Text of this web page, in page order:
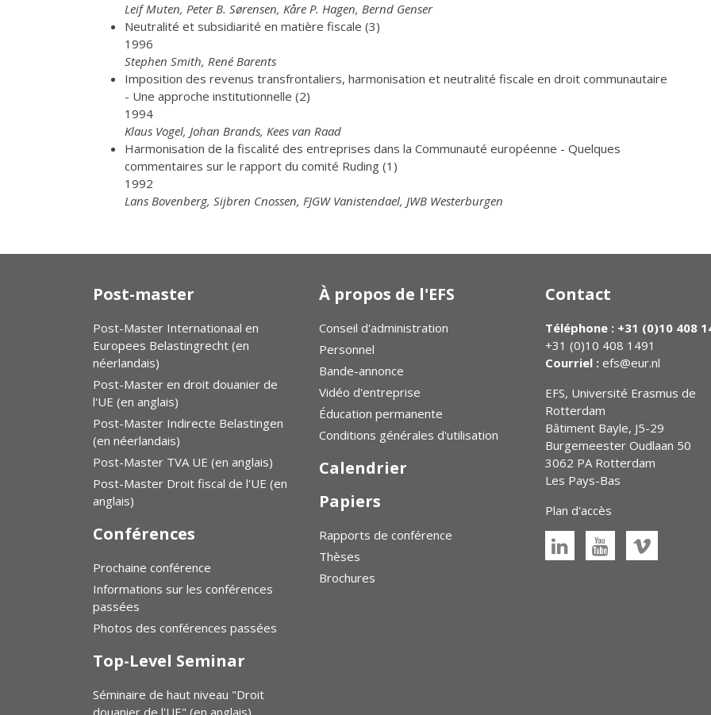
Leif Muten, Peter B. Sørensen, Kåre P. Hagen, Bernd Genser
Neutralité et subsidiarité en matière fiscale (3)
1996
Stephen Smith, René Barents
Imposition des revenus transfrontaliers, harmonisation et neutralité fiscale en droit communautaire
- Une approche institutionnelle (2)
1994
Klaus Vogel, Johan Brands, Kees van Raad
Harmonisation de la fiscalité des entreprises dans la Communauté européenne - Quelques
commentaires sur le rapport du comité Ruding (1)
1992
Lans Bovenberg, Sijbren Cnossen, FJGW Vanistendael, JWB Westerburgen
Post-master
Post-Master Internationaal en
Europees Belastingrecht (en
néerlandais)
Post-Master en droit douanier de
l'UE (en anglais)
Post-Master Indirecte Belastingen
(en néerlandais)
Post-Master TVA UE (en anglais)
Post-Master Droit fiscal de l'UE (en
anglais)
Conférences
Prochaine conférence
Informations sur les conférences
passées
Photos des conférences passées
Top-Level Seminar
Séminaire de haut niveau "Droit
douanier de l'UE" (en anglais)
À propos de l'EFS
Conseil d'administration
Personnel
Bande-annonce
Vidéo d'entreprise
Éducation permanente
Conditions générales d'utilisation
Calendrier
Papiers
Rapports de conférence
Thèses
Brochures
Contact
Téléphone : +31 (0)10 408
+31 (0)10 408 1491
Courriel : efs@eur.nl
EFS, Université Erasmus de
Rotterdam
Bâtiment Bayle, J5-29
Burgemeester Oudlaan 50
3062 PA Rotterdam
Les Pays-Bas
Plan d'accès